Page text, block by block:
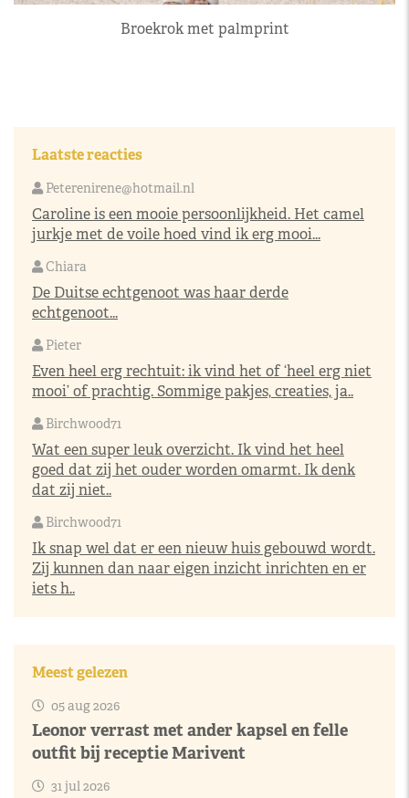
Broekrok met palmprint
Laatste reacties
Peterenirene@hotmail.nl
Caroline is een mooie persoonlijkheid. Het camel
jurkje met de voile hoed vind ik erg mooi...
Chiara
De Duitse echtgenoot was haar derde
echtgenoot...
Pieter
Even heel erg rechtuit: ik vind het of ‘heel erg niet
mooi’ of prachtig. Sommige pakjes, creaties, ja..
Birchwood71
Wat een super leuk overzicht. Ik vind het heel
goed dat zij het ouder worden omarmt. Ik denk
dat zij niet..
Birchwood71
Ik snap wel dat er een nieuw huis gebouwd wordt.
Zij kunnen dan naar eigen inzicht inrichten en er
iets h..
Meest gelezen
05 aug 2026
Leonor verrast met ander kapsel en felle
outfit bij receptie Marivent
31 jul 2026